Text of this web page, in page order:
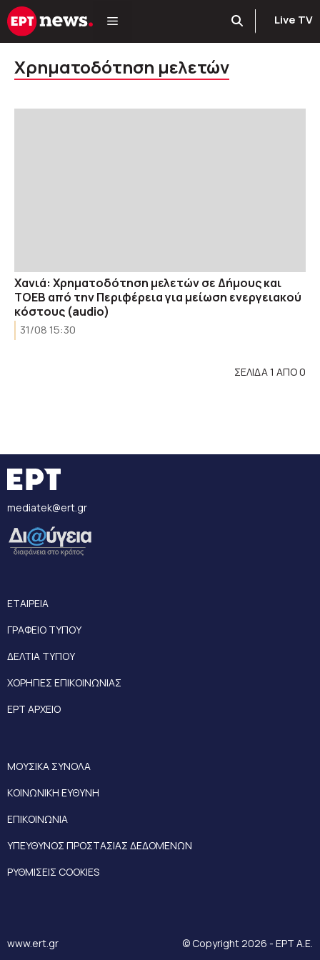
Μετάβαση
σε
Live TV
Χρηματοδότηση μελετών
Χανιά: Χρηματοδότηση μελετών σε Δήμους και
ΤΟΕΒ από την Περιφέρεια για μείωση ενεργειακού
κόστους (audio)
31/08 15:30
ΣΕΛΙΔΑ 1 ΑΠΟ 0
mediatek@ert.gr
ΕΤΑΙΡΕΙΑ
ΓΡΑΦΕΙΟ ΤΥΠΟΥ
ΔΕΛΤΙΑ ΤΥΠΟΥ
ΧΟΡΗΓΙΕΣ ΕΠΙΚΟΙΝΩΝΙΑΣ
ΕΡΤ ΑΡΧΕΙΟ
ΜΟΥΣΙΚΑ ΣΥΝΟΛΑ
ΚΟΙΝΩΝΙΚΗ ΕΥΘΥΝΗ
ΕΠΙΚΟΙΝΩΝΙΑ
ΥΠΕΥΘΥΝΟΣ ΠΡΟΣΤΑΣΙΑΣ ΔΕΔΟΜΕΝΩΝ
ΡΥΘΜΙΣΕΙΣ COOKIES
www.ert.gr © Copyright 2026 - ΕΡΤ Α.Ε.